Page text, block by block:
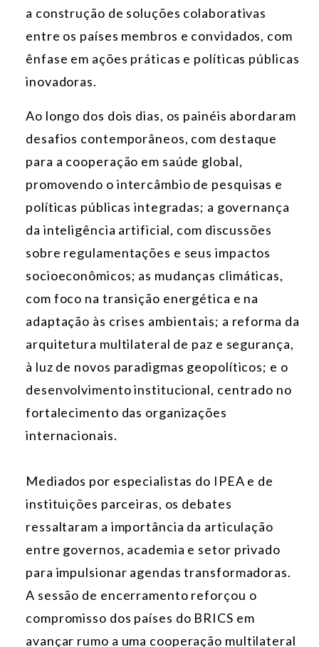
a construção de soluções colaborativas
entre os países membros e convidados, com
ênfase em ações práticas e políticas públicas
inovadoras.
Ao longo dos dois dias, os painéis abordaram
desafios contemporâneos, com destaque
para a cooperação em saúde global,
promovendo o intercâmbio de pesquisas e
políticas públicas integradas; a governança
da inteligência artificial, com discussões
sobre regulamentações e seus impactos
socioeconômicos; as mudanças climáticas,
com foco na transição energética e na
adaptação às crises ambientais; a reforma da
arquitetura multilateral de paz e segurança,
à luz de novos paradigmas geopolíticos; e o
desenvolvimento institucional, centrado no
fortalecimento das organizações
internacionais.
Mediados por especialistas do IPEA e de
instituições parceiras, os debates
ressaltaram a importância da articulação
entre governos, academia e setor privado
para impulsionar agendas transformadoras.
A sessão de encerramento reforçou o
compromisso dos países do BRICS em
avançar rumo a uma cooperação multilateral